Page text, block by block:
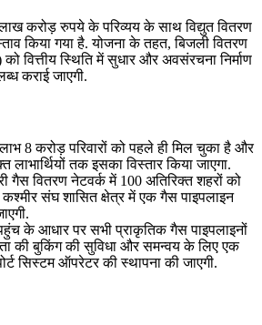
करोड़ रुपये के परिव्यय के साथ विद्युत वितरण
किया गया है. योजना के तहत, बिजली वितरण
वित्तीय स्थिति में सुधार और अवसंरचना निर्माण
कराई जाएगी.
8 करोड़ परिवारों को पहले ही मिल चुका है और
लाभार्थियों तक इसका विस्तार किया जाएगा.
गैस वितरण नेटवर्क में 100 अतिरिक्त शहरों को
कश्मीर संघ शासित क्षेत्र में एक गैस पाइपलाइन
के आधार पर सभी प्राकृतिक गैस पाइपलाइनों
की बुकिंग की सुविधा और समन्वय के लिए एक
सिस्‍टम ऑपरेटर की स्थापना की जाएगी.